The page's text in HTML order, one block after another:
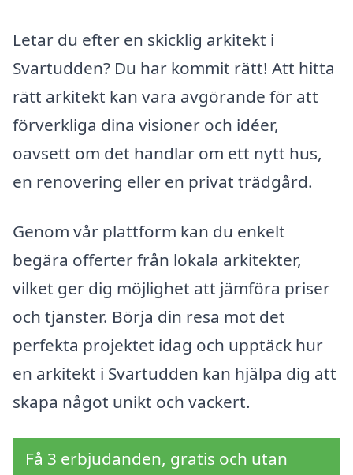
Letar du efter en skicklig arkitekt i
Svartudden? Du har kommit rätt! Att hitta
rätt arkitekt kan vara avgörande för att
förverkliga dina visioner och idéer,
oavsett om det handlar om ett nytt hus,
en renovering eller en privat trädgård.
Genom vår plattform kan du enkelt
begära offerter från lokala arkitekter,
vilket ger dig möjlighet att jämföra priser
och tjänster. Börja din resa mot det
perfekta projektet idag och upptäck hur
en arkitekt i Svartudden kan hjälpa dig att
skapa något unikt och vackert.
Få 3 erbjudanden, gratis och utan